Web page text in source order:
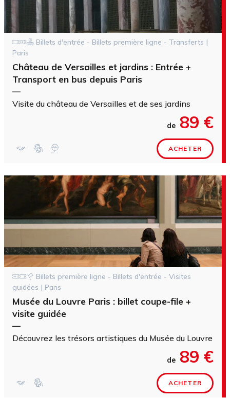
Billets d'entrée - Billets première ligne - Transferts |
Paris
Château de Versailles et jardins : Entrée +
Transport en bus depuis Paris
—
Visite du château de Versailles et de ses jardins
de 89 €
ACHETER
Billets première ligne - Billets d'entrée - Visites
guidées | Paris
Musée du Louvre Paris : billet coupe-file +
visite guidée
—
Découvrez les trésors artistiques du Musée du Louvre
de 89 €
ACHETER